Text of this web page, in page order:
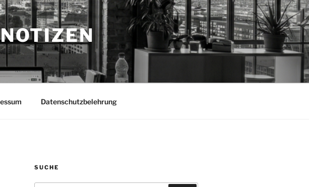
Datenschutzbelehrung
SUCHE